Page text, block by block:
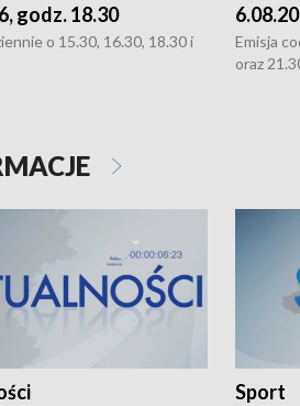
godz. 18.30
o 15.30, 16.30, 18.30 i
Emisja
oraz
Sport